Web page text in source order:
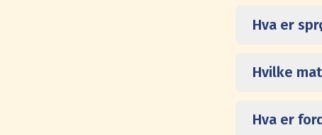
Hva er
Hvilke
Hva er